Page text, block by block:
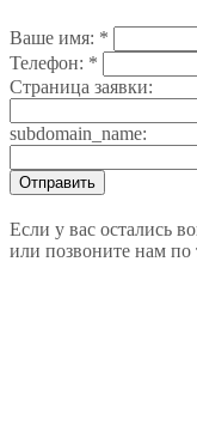
Ваше имя: *
Телефон: *
Страница заявки:
subdomain_name:
Отправить
Если у вас остались
или позвоните нам по